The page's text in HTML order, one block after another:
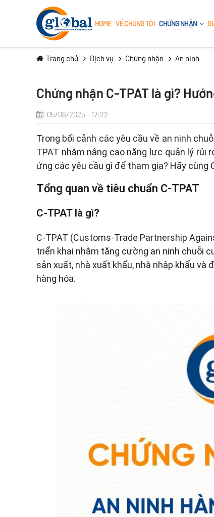
HOME VỀ CHÚNG TÔI CHỨNG NHẬN
ISO 9001:2015
ISO 14001:2015
ISO 45001:2018
ISO 13485:2016
QC080000
ISO 14068-1
ISO
Trang chủ Dịch vụ Chứng nhận An ninh
Chứng nhận C-TPAT là gì?
05/06/2025 - 17:22
Trong bối cảnh các yêu cầu về an ninh
TPAT nhằm nâng cao năng lực quản lý rủi
ứng các yêu cầu gì để tham gia? Hãy
Tổng quan về tiêu chuẩn C-TPAT
C-TPAT là gì?
C-TPAT (Customs-Trade Partnership
triển khai nhằm tăng cường an ninh chuỗi
sản xuất, nhà xuất khẩu, nhà nhập khẩu
hàng hóa.